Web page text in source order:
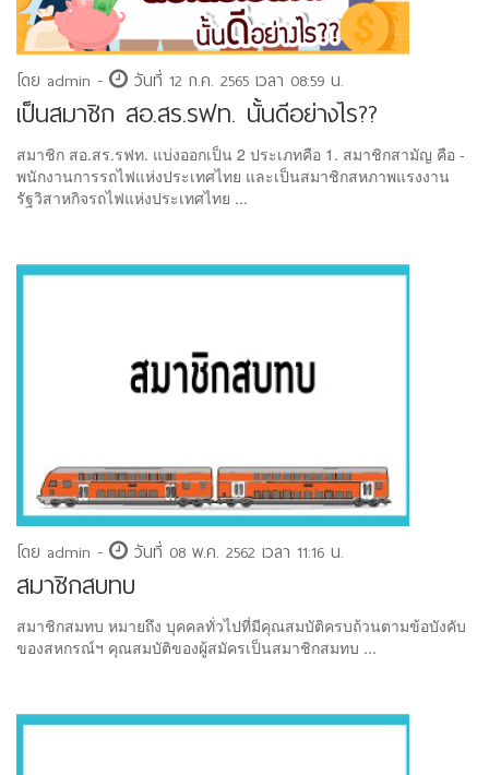
โดย admin - วันที่ 12 ก.ค. 2565 เวลา 08:59 น.
เป็นสมาชิก สอ.สร.รฟท. นั้นดีอย่างไร??
สมาชิก สอ.สร.รฟท. แบ่งออกเป็น 2 ประเภทคือ 1. สมาชิกสามัญ คือ -
พนักงานการรถไฟแห่งประเทศไทย และเป็นสมาชิกสหภาพแรงงาน
รัฐวิสาหกิจรถไฟแห่งประเทศไทย ...
โดย admin - วันที่ 08 พ.ค. 2562 เวลา 11:16 น.
สมาชิกสบทบ
สมาชิกสมทบ หมายถึง บุคคลทั่วไปที่มีคุณสมบัติครบถ้วนตามข้อบังคับ
ของสหกรณ์ฯ คุณสมบัติของผู้สมัครเป็นสมาชิกสมทบ ...